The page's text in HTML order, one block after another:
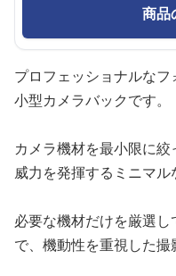
商品
プロフェッショナルな
小型カメラバックです。
カメラ機材を最小限に
威力を発揮するミニマル
必要な機材だけを厳選
で、機動性を重視した撮